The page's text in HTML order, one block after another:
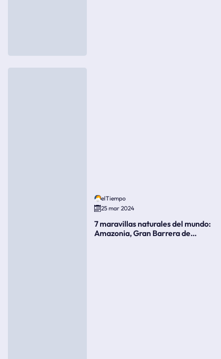
elTiempo
25 mar 2024
7 maravillas naturales del mundo:
Amazonia, Gran Barrera de